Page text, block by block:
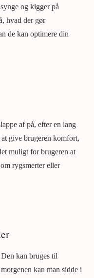
og kigger på
hvad der gør
de kan optimere din
af på, efter en lang
give brugeren komfort,
muligt for brugeren at
rygsmerter eller
kan bruges til
kan man sidde i